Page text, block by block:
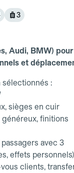
3
Audi, BMW) pour
et
:
sièges en cuir
généreux, finitions
avec 3
effets personnels)
clients,